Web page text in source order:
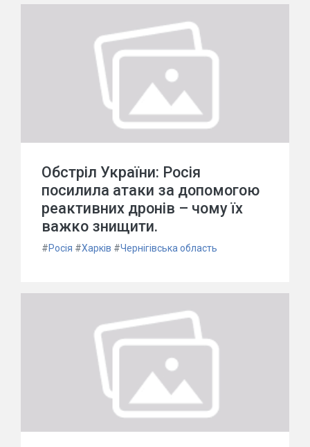
Обстріл України: Росія
посилила атаки за допомогою
реактивних дронів – чому їх
важко знищити.
#Росія #Харків #Чернігівська область